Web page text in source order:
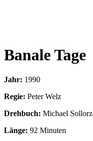
Banale Tage
Jahr: 1990
Regie: Peter Welz
Drehbuch: Michael Sollorz
Länge: 92 Minuten